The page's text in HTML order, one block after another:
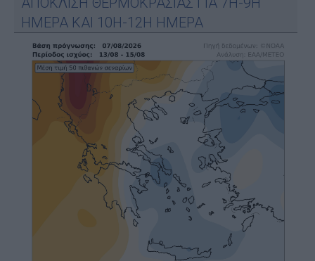
ΗΜΕΡΑ ΚΑΙ 10Η-12Η ΗΜΕΡΑ